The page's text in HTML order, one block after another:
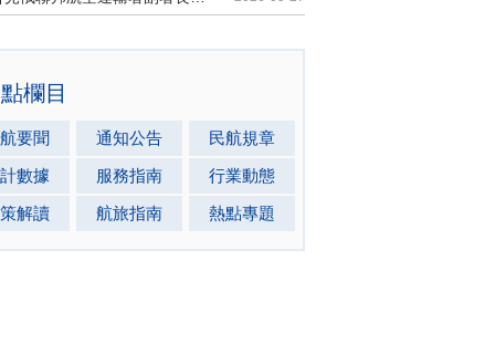
欄目
要聞 通知公告
民航規章
數據
服務指南
行業動態
解讀
航旅指南 熱點專題